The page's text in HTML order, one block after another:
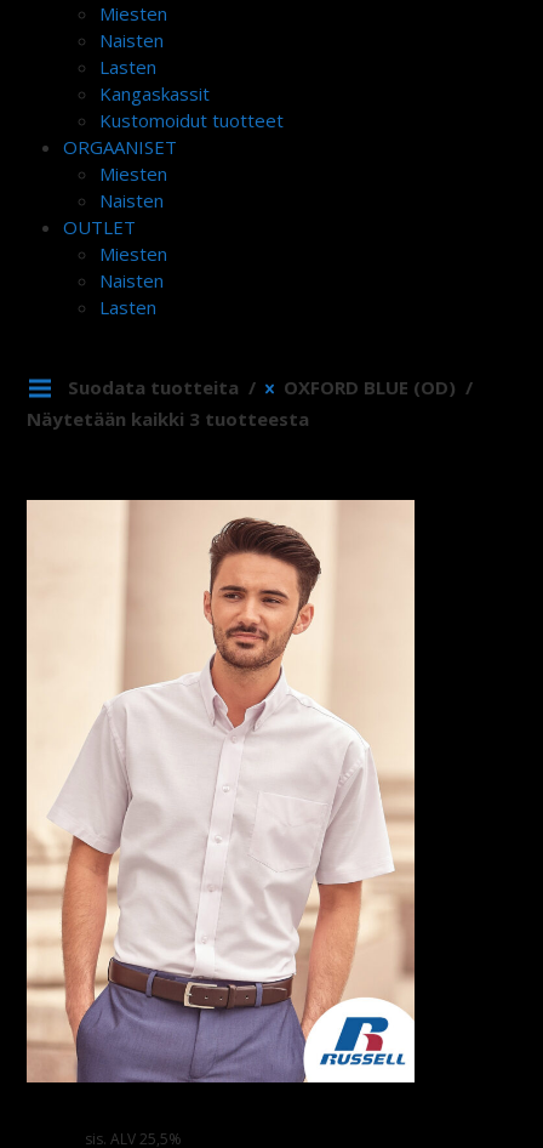
Miesten
Naisten
Lasten
Kangaskassit
Kustomoidut tuotteet
ORGAANISET
Miesten
Naisten
OUTLET
Miesten
Naisten
Lasten
Suodata tuotteita
OXFORD BLUE (OD)
Näytetään kaikki 3 tuotteesta
sis. ALV 25,5%